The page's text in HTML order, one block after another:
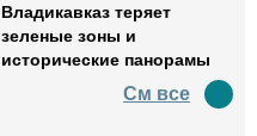
Владикавказ теряет
зеленые зоны и
исторические панорамы
См все